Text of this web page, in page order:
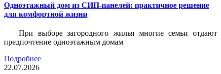
Одноэтажный дом из СИП-панелей: практичное решение
для комфортной жизни
При выборе загородного жилья многие семьи отдают
предпочтение одноэтажным домам
Подробнее
22.07.2026